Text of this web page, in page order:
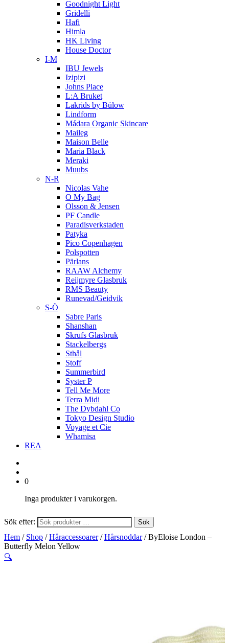
Goodnight Light
Gridelli
Hafi
Himla
HK Living
House Doctor
I-M
IBU Jewels
Izipizi
Johns Place
L:A Bruket
Lakrids by Bülow
Lindform
Mádara Organic Skincare
Maileg
Maison Belle
Maria Black
Meraki
Muubs
N-R
Nicolas Vahe
O My Bag
Olsson & Jensen
PF Candle
Paradisverkstaden
Patyka
Pico Copenhagen
Polspotten
Pärlans
RAAW Alchemy
Reijmyre Glasbruk
RMS Beauty
Runevad/Geidvik
S-Ö
Sabre Paris
Shanshan
Skrufs Glasbruk
Stackelbergs
Sthål
Stoff
Summerbird
Syster P
Tell Me More
Terra Midi
The Dybdahl Co
Tokyo Design Studio
Voyage et Cie
Whamisa
REA
0
Inga produkter i varukorgen.
Sök efter: Sök
Hem / Shop /Håraccessoarer/Hårsnoddar/ ByEloise London –
Butterfly Melon Yellow
🔍